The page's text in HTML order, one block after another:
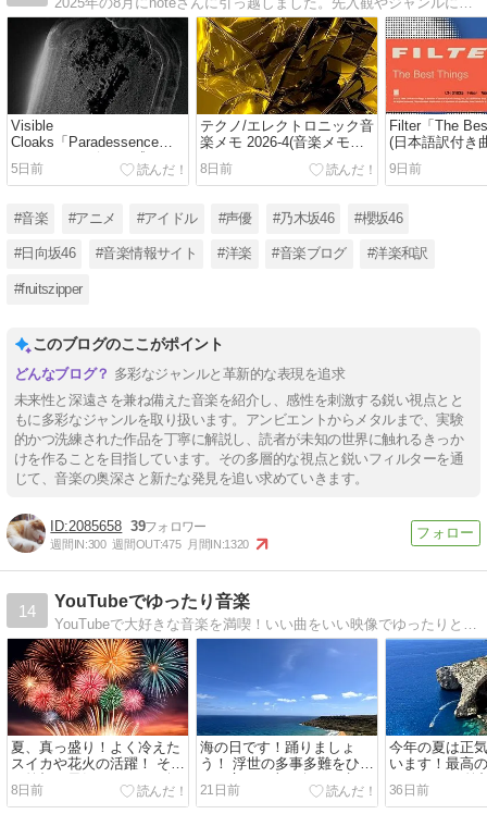
Visible
Cloaks「Paradessence」
(アルバムレビュー/感
想/2026)
5日前
テクノ/エレクトロニック音
楽メモ 2026-4(音楽メモ
2026)
8日前
Filter「The
(日本語訳付き
9日前
#音楽 #アニメ #アイドル #声優 #乃木坂46 #櫻坂46
#日向坂46 #音楽情報サイト #洋楽 #音楽ブログ #洋楽和訳
#fruitszipper
このブログのここがポイント
多彩なジャンルと革新的な表現を追求
未来性と深遠さを兼ね備えた音楽を紹介し、感性を刺激する鋭い視点とと
もに多彩なジャンルを取り扱います。アンビエントからメタルまで、実験
的かつ洗練された作品を丁寧に解説し、読者が未知の世界に触れるきっか
けを作ることを目指しています。その多層的な視点と鋭いフィルターを通
じて、音楽の奥深さと新たな発見を追い求めていきます。
2085658 39
週間IN:300 週間OUT:475 月間IN:1320
14
YouTubeでゆったり音楽
夏、真っ盛り！よく冷えた
スイカや花火の活躍！ そし
て笑顔と元気があふれる軽
快で粋な日本のロカビリー
8日前
海の日です！踊りましょ
う！ 浮世の多事多難をひと
とき忘れ、上を向いて生き
ましょう！ 『ダイナミック
21日前
今年の夏は正
います！最高
を！ さぁ、笑
こう！！時を
36日前